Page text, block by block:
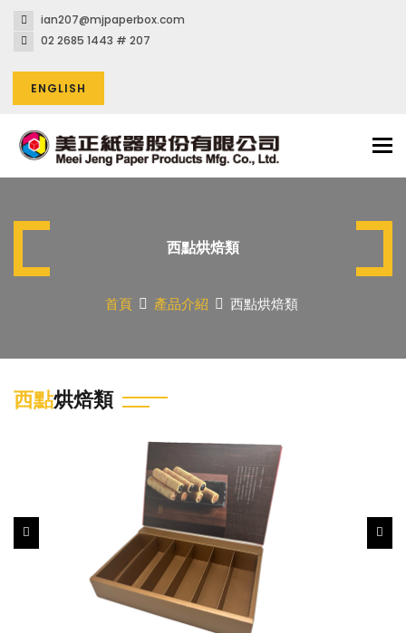
ian207@mjpaperbox.com
02 2685 1443 # 207
ENGLISH
西點烘焙類
首頁 產品介紹 西點烘焙類
西點烘焙類